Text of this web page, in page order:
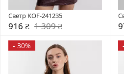
Светр KOF-241235
916 ₴ 1 309 ₴
- 30% -